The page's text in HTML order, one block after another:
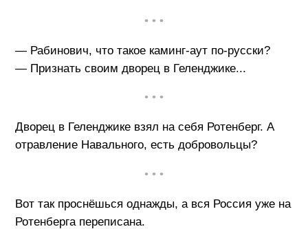
• • •
— Рабинович, что такое каминг-аут по-русски?
— Признать своим дворец в Геленджике...
• • •
Дворец в Геленджике взял на себя Ротенберг. А
отравление Навального, есть добровольцы?
• • •
Вот так проснёшься однажды, а вся Россия уже на
Ротенберга переписана.